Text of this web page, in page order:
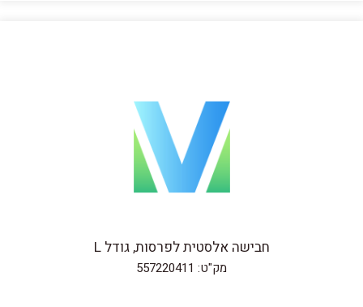
חבישה אלסטית לפרסות, גודל L
מק"ט: 557220411